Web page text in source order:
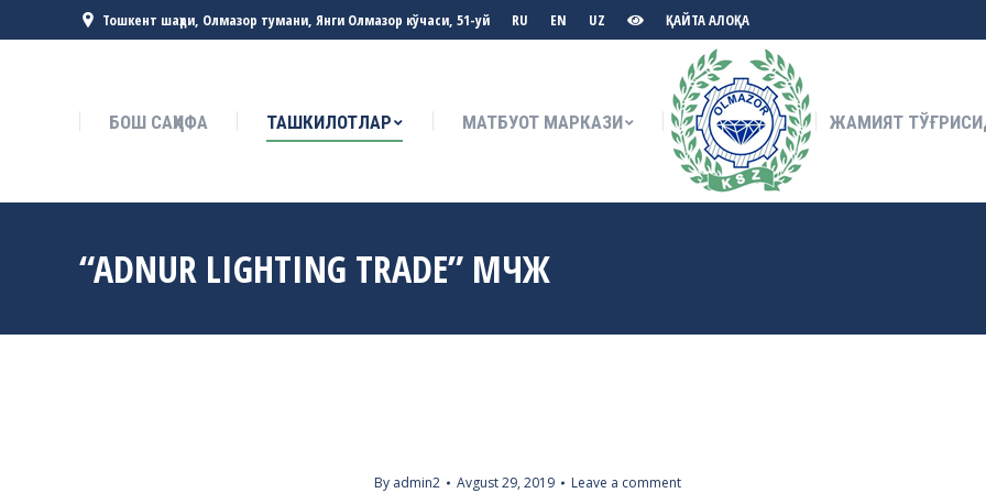
Тошкент шаҳри, Олмазор тумани, Янги Олмазор кўчаси, 51-уй RU EN UZ ҚАЙТА АЛОҚА
БОШ САҲИФА ТАШКИЛОТЛАР МАТБУОТ МАРКАЗИ ЖАМИЯТ
“ADNUR LIGHTING TRADE” МЧЖ
By admin2 Avgust 29, 2019 Leave a comment